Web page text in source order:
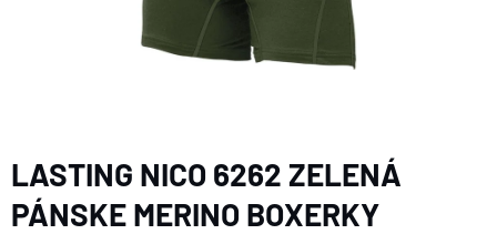
TOPÁNKY a PONOŽKY
LASTING NICO 6262 ZELENÁ
PÁNSKE MERINO BOXERKY